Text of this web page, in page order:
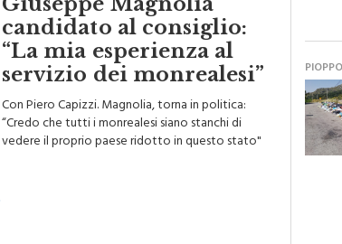
Giuseppe Magnolia
candidato al consiglio:
“La mia esperienza al
servizio dei monrealesi”
Con Piero Capizzi. Magnolia, torna in politica:
“Credo che tutti i monrealesi siano stanchi di
vedere il proprio paese ridotto in questo stato"
PIOPPO